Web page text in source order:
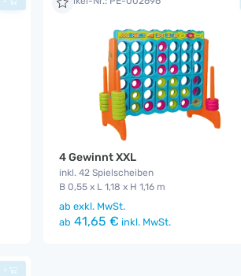
4 Gewinnt XXL
inkl. 42 Spielscheiben
B 0,55 x L 1,18 x H 1,16 m
ab exkl. MwSt.
ab 41,65 € inkl. MwSt.
+